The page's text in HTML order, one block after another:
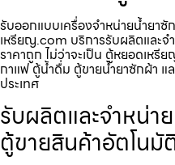
รับออกแบบเครื่องจำหน่ายน้ำยาซั
เหรียญ.com บริการรับผลิตและจ
ราคาถูก ไม่ว่าจะเป็น ตู้หยอดเห
กาแฟ ตู้น้ำดื่ม ตู้ขายน้ำยาซักผ้า
ประเทศ
รับผลิตและจำหน่า
ตู้ขายสินค้าอัตโนมั